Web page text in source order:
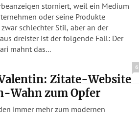
storniert, weil ein Medium
oder seine Produkte
schlechter Stil, aber an der
mahnt das...
6
Zitate-Website
Wahn zum Opfer
immer mehr zum modernen